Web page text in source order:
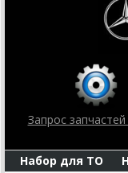
Запрос
Набор для ТО